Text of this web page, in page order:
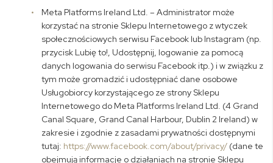
Meta Platforms Ireland Ltd. – Administrator może
korzystać na stronie Sklepu Internetowego z wtyczek
społecznościowych serwisu Facebook lub Instagram (np.
przycisk Lubię to!, Udostępnij, logowanie za pomocą
danych logowania do serwisu Facebook itp.) i w związku z
tym może gromadzić i udostępniać dane osobowe
Usługobiorcy korzystającego ze strony Sklepu
Internetowego do Meta Platforms Ireland Ltd. (4 Grand
Canal Square, Grand Canal Harbour, Dublin 2 Ireland) w
zakresie i zgodnie z zasadami prywatności dostępnymi
tutaj: https://www.facebook.com/about/privacy/ (dane te
obejmują informacje o działaniach na stronie Sklepu